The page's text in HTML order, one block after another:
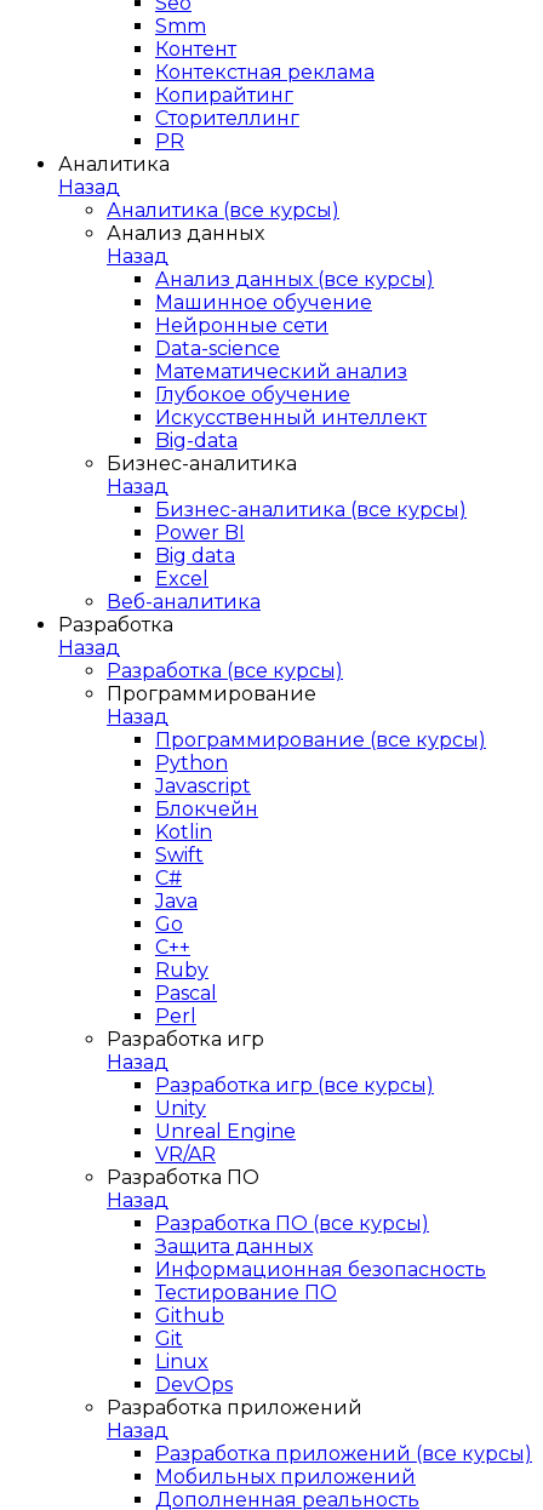
Smm
Контент
Контекстная реклама
Копирайтинг
Сторителлинг
PR
Аналитика
Назад
Аналитика (все курсы)
Анализ данных
Назад
Анализ данных (все курсы)
Машинное обучение
Нейронные сети
Data-science
Математический анализ
Глубокое обучение
Искусственный интеллект
Big-data
Бизнес-аналитика
Назад
Бизнес-аналитика (все курсы)
Power BI
Big data
Excel
Веб-аналитика
Разработка
Назад
Разработка (все курсы)
Программирование
Назад
Программирование (все курсы)
Python
Javascript
Блокчейн
Kotlin
Swift
C#
Java
Go
C++
Ruby
Pascal
Perl
Разработка игр
Назад
Разработка игр (все курсы)
Unity
Unreal Engine
VR/AR
Разработка ПО
Назад
Разработка ПО (все курсы)
Защита данных
Информационная безопасность
Тестирование ПО
Github
Git
Linux
DevOps
Разработка приложений
Назад
Разработка приложений (все курсы)
Мобильных приложений
Дополненная реальность